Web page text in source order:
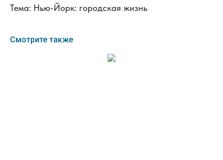
Тема: Нью-Йорк: городская жизнь
Смотрите также